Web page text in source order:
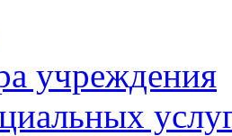
учреждения